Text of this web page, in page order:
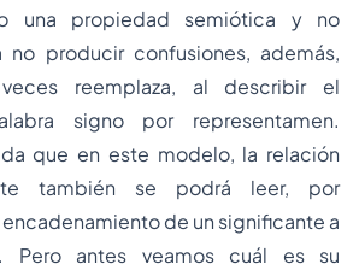
una propiedad semiótica y no
no producir confusiones, además,
reemplaza, al describir el
signo por representamen.
que en este modelo, la relación
también se podrá leer, por
de un significante a
Pero antes veamos cuál es su